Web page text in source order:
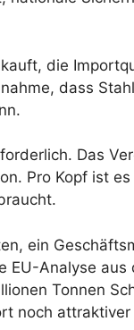
die
dass
Das
Pro Kopf ist
ein
EU-Analyse aus
Tonnen
noch attraktiver